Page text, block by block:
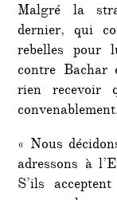
Malgré la
dernier, qui
rebelles pour
contre Bachar
rien recevoir
« Nous
adressons à
S’ils